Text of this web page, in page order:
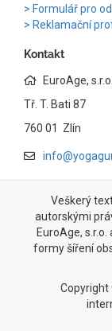
Formulář pro
Reklamační
Kontakt
EuroAge, s.r.o.
Tř. T. Bati 87
760 01 Zlín
Veškerý
autorskými
EuroAge,
formy šíření
Copyright